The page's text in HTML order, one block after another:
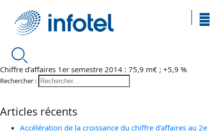
Chiffre d’affaires 1er semestre 2014 : 75,9 m€ ; +5,9 %
Rechercher :
Articles récents
Accélération de la croissance du chiffre d’affaires au 2e